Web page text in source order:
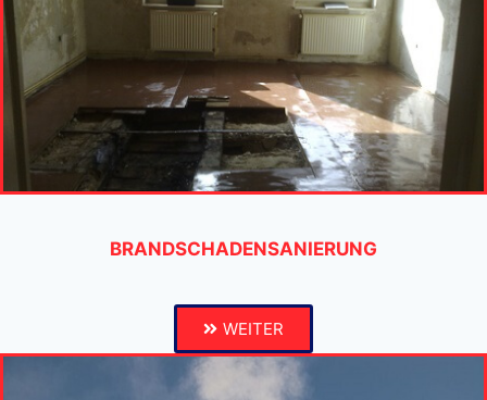
BRANDSCHADENSANIERUNG
WEITER